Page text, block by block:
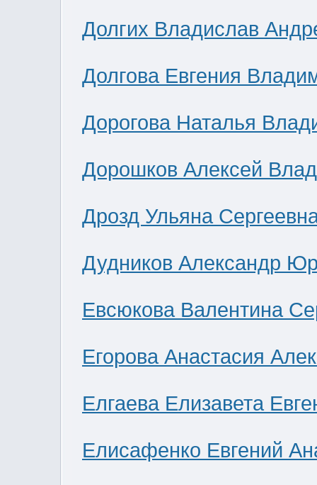
Долгих Владислав
Долгова Евгения
Дорогова Наталья
Дорошков Алексей
Дрозд Ульяна
Дудников Александр
Евсюкова Валентина
Егорова Анастасия
Елгаева Елизавета
Елисафенко Евгений